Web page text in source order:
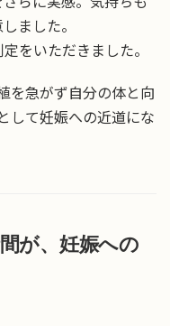
ました。
をいただきました。
を急がず自分の体と向
して妊娠への近道にな
が、妊娠への